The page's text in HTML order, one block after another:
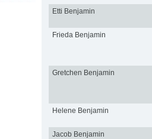
Etti Benjamin
Frieda Benjamin
Gretchen Benjamin
Helene Benjamin
Jacob Benjamin